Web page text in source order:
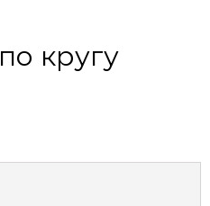
кругу